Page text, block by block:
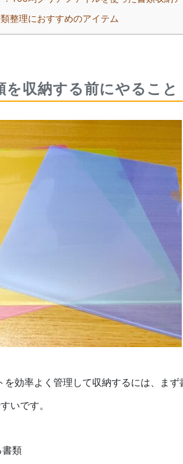
整理におすすめのアイテム
を収納する前にやること
効率よく管理して収納するには、ま
いです。
書類